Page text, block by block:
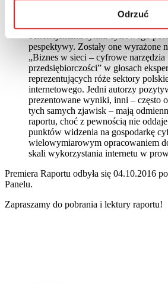
Odrzuć
beneficjentami rynku cyfrowego
pespektywy. Zostały one wyrażone
„Biznes w sieci – cyfrowe narzędzia
przedsiębiorczości” w głosach
reprezentujących róże sektory
internetowego. Jedni autorzy
prezentowane wyniki, inni – często
tych samych zjawisk – mają
raportu, choć z pewnością nie
punktów widzenia na gospodarkę
wielowymiarowym opracowaniem
skali wykorzystania internetu w
Premiera Raportu odbyła się 04.10.2016
Panelu.
Zapraszamy do pobrania i lektury raportu!